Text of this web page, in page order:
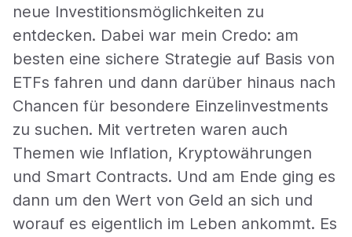
neue Investitionsmöglichkeiten zu
entdecken. Dabei war mein Credo: am
besten eine sichere Strategie auf Basis von
ETFs fahren und dann darüber hinaus nach
Chancen für besondere Einzelinvestments
zu suchen. Mit vertreten waren auch
Themen wie Inflation, Kryptowährungen
und Smart Contracts. Und am Ende ging es
dann um den Wert von Geld an sich und
worauf es eigentlich im Leben ankommt. Es